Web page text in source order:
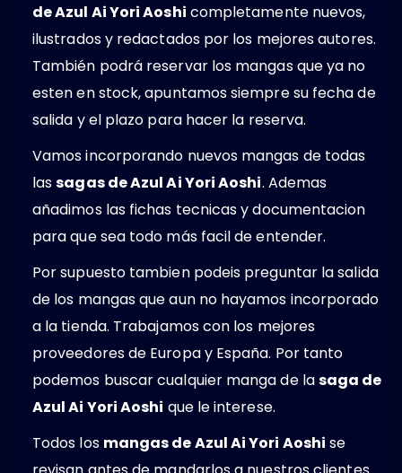
de Azul Ai Yori Aoshi completamente nuevos,
ilustrados y redactados por los mejores autores.
También podrá reservar los mangas que ya no
esten en stock, apuntamos siempre su fecha de
salida y el plazo para hacer la reserva.
Vamos incorporando nuevos mangas de todas
lassagas de Azul Ai Yori Aoshi. Ademas
añadimos las fichas tecnicas y documentacion
para que sea todo más facil de entender.
Por supuesto tambien podeis preguntar la salida
de los mangas que aun no hayamos incorporado
a la tienda. Trabajamos con los mejores
proveedores de Europa y España. Por tanto
podemos buscar cualquier manga de lasaga de
Azul Ai Yori Aoshi que le interese.
Todos los mangas de Azul Ai Yori Aoshi se